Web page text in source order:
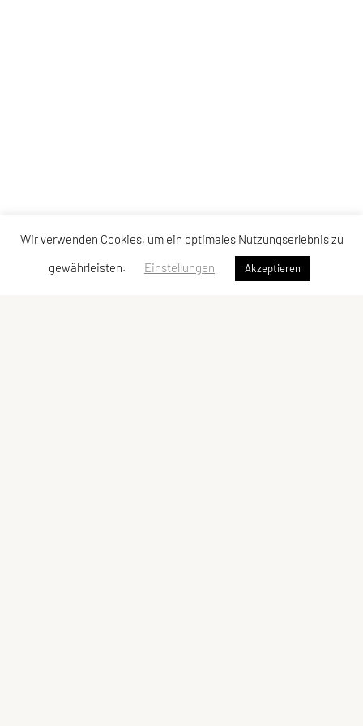
Wir verwenden Cookies, um ein optimales Nutzungserlebnis zu
gewährleisten.
Einstellungen Akzeptieren